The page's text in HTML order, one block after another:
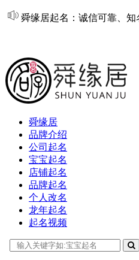
舜缘居起名：诚信可靠、知
舜缘居
品牌介绍
公司起名
宝宝起名
店铺起名
品牌起名
个人改名
龙年起名
起名视频